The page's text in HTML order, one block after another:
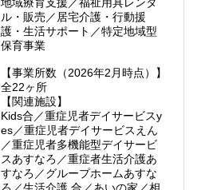
ル・販売／居宅介護・行動援
護・生活サポート／特定地域型
保育事業
【事業所数（2026年2月時点）】
全22ヶ所
【関連施設】
Kids合／重症児者デイサービスy
es／重症児者デイサービスえん
／重症児者多機能型デイサービ
スあすなろ／重症者生活介護あ
すなろ／グループホームあすな
ろ／生活介護 合／あいの家／相